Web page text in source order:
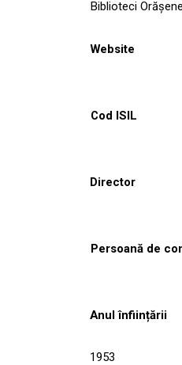
Biblioteci
Website
Cod ISIL
Director
Persoană de
Anul înființării
1953